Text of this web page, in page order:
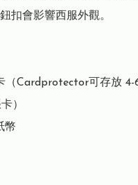
扣會影響西服外觀。
（Cardprotector可存放
）
幣